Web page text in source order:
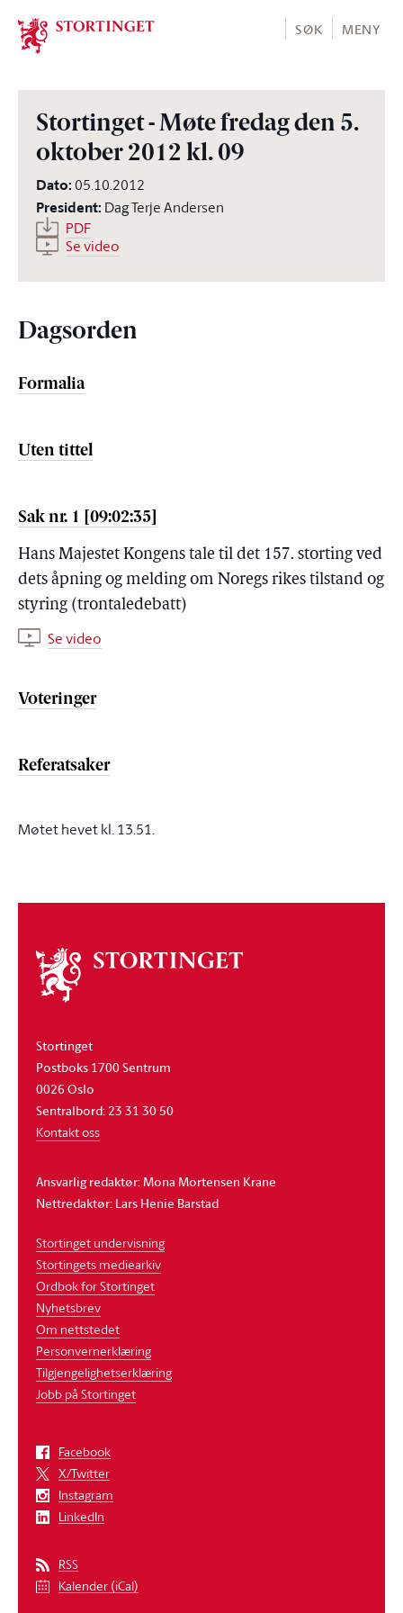
Stortinget.no
SØK MENY
Stortinget - Møte fredag den 5.
oktober 2012 kl. 09
Dato:05.10.2012
President: Dag Terje Andersen
PDF
Se video
Dagsorden
Formalia
Uten tittel
Sak nr. 1 [09:02:35]
Hans Majestet Kongens tale til det 157. storting ved
dets åpning og melding om Noregs rikes tilstand og
styring (trontaledebatt)
Se video
Voteringer
Referatsaker
Møtet hevet kl. 13.51.
Om
stortinget
Stortinget
Postboks 1700 Sentrum
0026 Oslo
Sentralbord: 23 31 30 50
Kontakt oss
Ansvarlig redaktør: Mona Mortensen Krane
Nettredaktør: Lars Henie Barstad
Stortinget undervisning
Stortingets mediearkiv
Ordbok for Stortinget
Nyhetsbrev
Om nettstedet
Personvernerklæring
Tilgjengelighetserklæring
Jobb på Stortinget
Facebook
X/Twitter
Instagram
LinkedIn
RSS
Kalender (iCal)